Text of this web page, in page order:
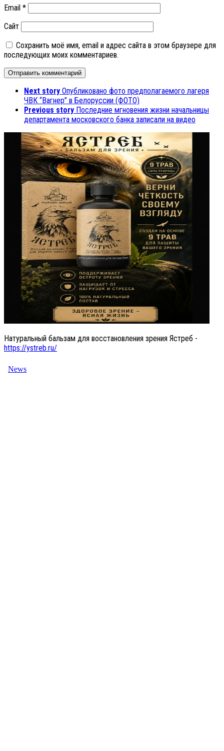
Email *
Сайт
Сохранить моё имя, email и адрес сайта в этом браузере для
последующих моих комментариев.
Next story Опубликовано фото предполагаемого лагеря
ЧВК “Вагнер” в Белоруссии (ФОТО)
Previous story Последние мгновения жизни начальницы
департамента московского банка записали на видео
Натуральный бальзам для восстановления зрения Ястреб -
https://ystreb.ru/